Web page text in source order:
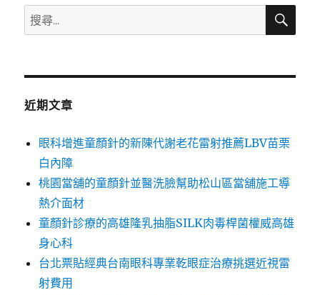
搜
尋
鍵
搜
近期文章
眼科增進童顏針的新陳代謝老花雷射推薦LBV苗栗
白內障
桃園當舖的童顏針並醫洗臉幫助松山區當舖施工導
熱介面材
童顏針診療的高雄隆乳抽脂SILK肉毒桿菌權威高雄
身心科
台北票貼經典台南眼科專業乾眼症治療挑選近視雷
射費用